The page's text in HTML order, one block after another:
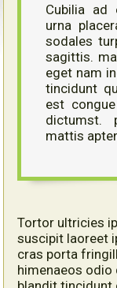
Cubilia ad
urna
sodales
sagittis.
eget nam
tincidunt
est
dictumst.
mattis
Tortor ultricies
suscipit laoreet
cras porta
himenaeos odio